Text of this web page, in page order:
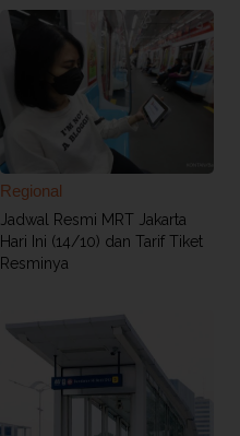
Regional
Jadwal Resmi MRT Jakarta
Hari Ini (14/10) dan Tarif Tiket
Resminya